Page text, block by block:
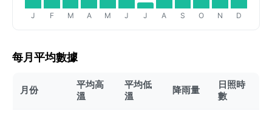
J F M A M J J A S O N D
每月平均數據
月份
平均高
溫
平均低
溫
降雨量
日照時
數